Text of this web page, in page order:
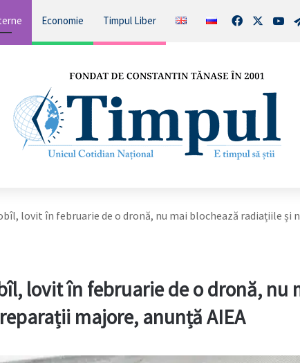
Economie Timpul Liber Facebook
lovit în februarie de o dronă, nu mai blochează radiațiile și
lovit în februarie de o dronă, nu
majore, anunță AIEA